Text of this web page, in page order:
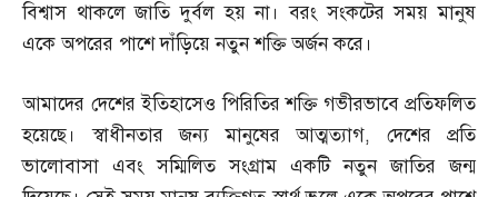
বিশ্বাস থাকলে জাতি দুর্বল হয় না। বরং সংকটের সময় মানুষ
একে অপরের পাশে দাঁড়িয়ে নতুন শক্তি অর্জন করে।
আমাদের দেশের ইতিহাসেও পিরিতির শক্তি গভীরভাবে প্রতিফলিত
হয়েছে। স্বাধীনতার জন্য মানুষের আত্মত্যাগ, দেশের প্রতি
ভালোবাসা এবং সম্মিলিত সংগ্রাম একটি নতুন জাতির জন্ম